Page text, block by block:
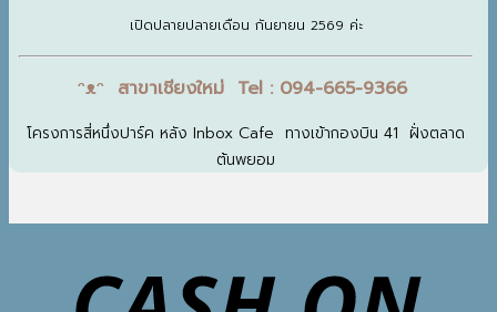
เปิดปลายปลายเดือน กันยายน 2569 ค่ะ
ᵔᴥᵔ สาขาเชียงใหม่ Tel : 094-665-9366
โครงการสี่หนึ่งปาร์ค หลัง Inbox Cafe ทางเข้ากองบิน 41 ฝั่งตลาด
ต้นพยอม